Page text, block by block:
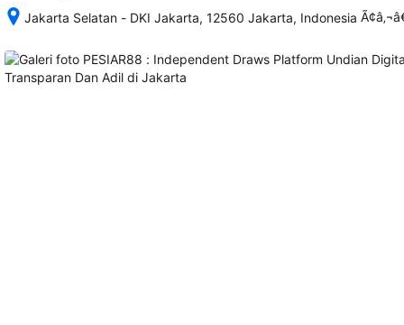
Jakarta Selatan - DKI Jakarta, 12560 Jakarta, Indonesia
memesan,
rincian